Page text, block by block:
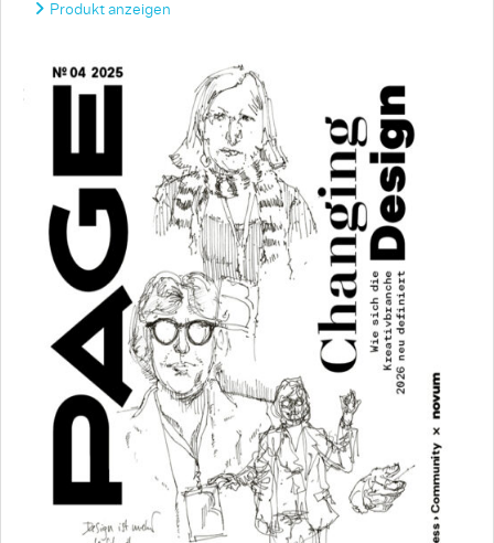
Produkt anzeigen